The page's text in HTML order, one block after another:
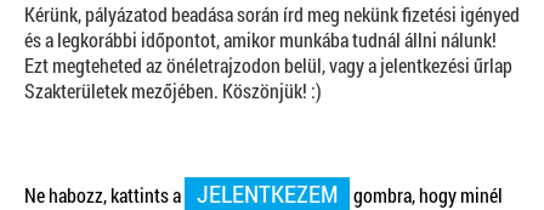
Kérünk, pályázatod beadása során írd meg nekünk fizetési igényed
és a legkorábbi időpontot, amikor munkába tudnál állni nálunk!
Ezt megteheted az önéletrajzodon belül, vagy a jelentkezési űrlap
Szakterületek mezőjében. Köszönjük! :)
Ne habozz, kattints a JELENTKEZEM
gombra, hogy minél